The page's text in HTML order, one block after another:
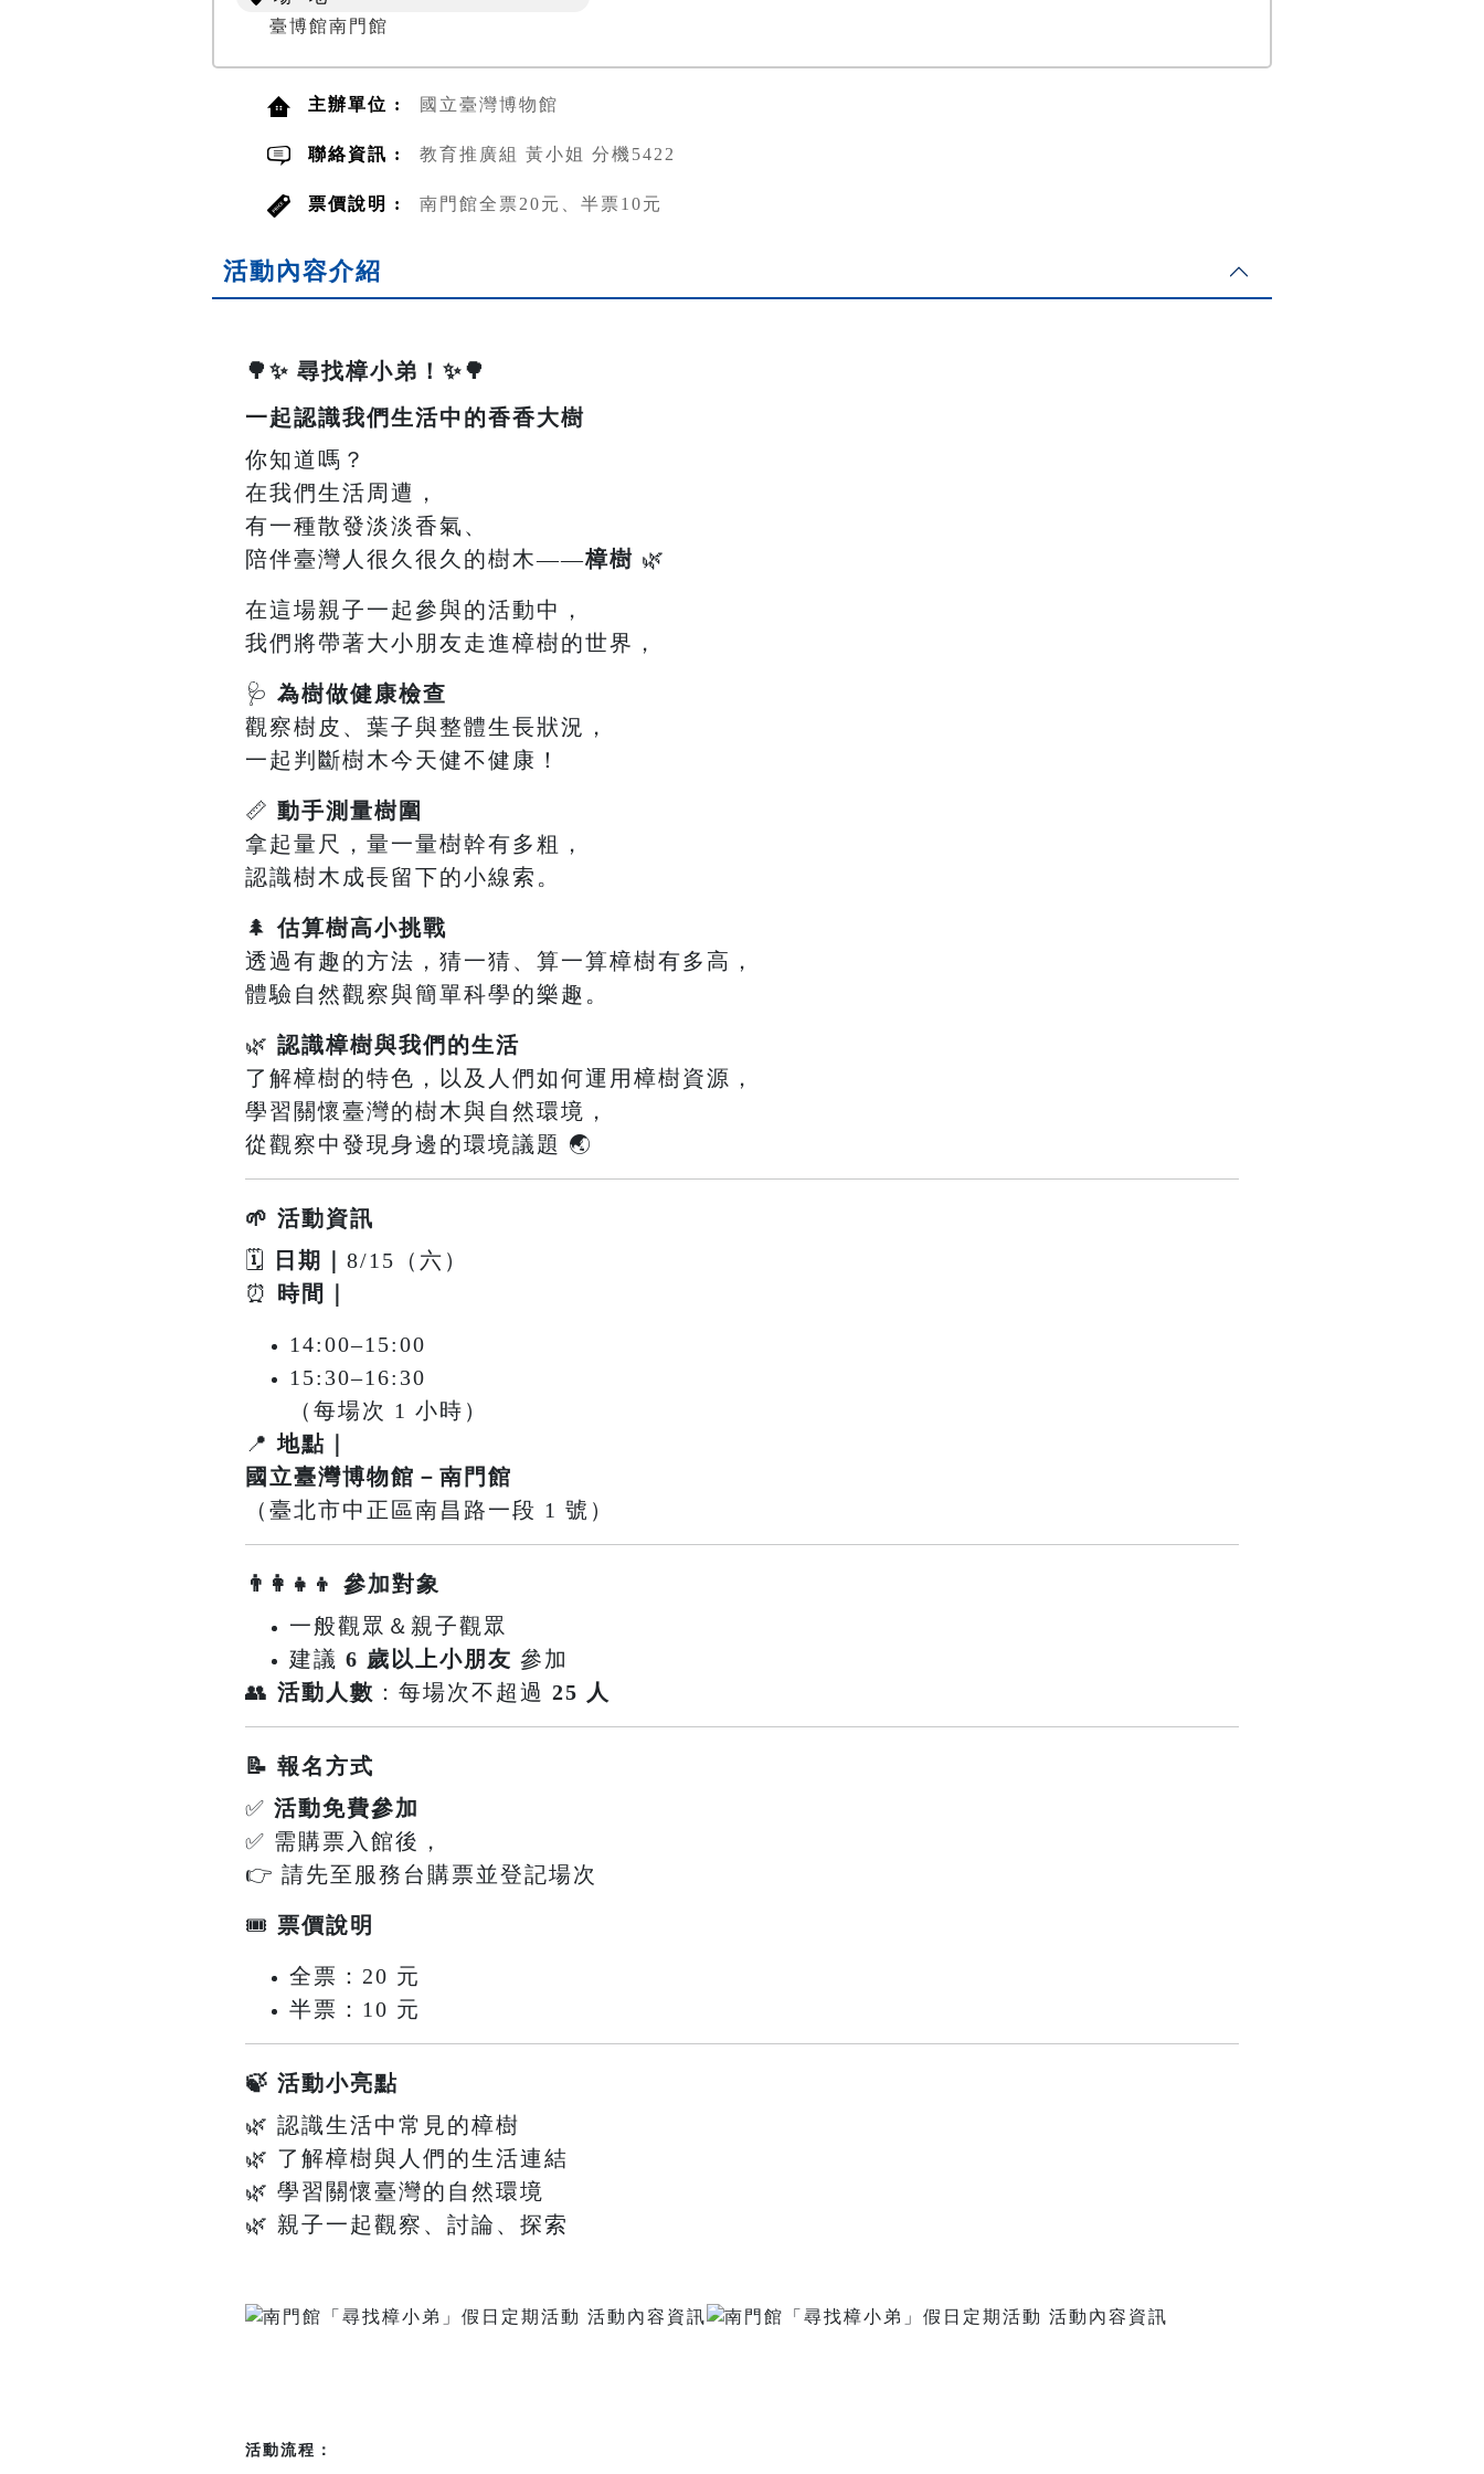
臺博館南門館
主辦單位 : 國立臺灣博物館
聯絡資訊 : 教育推廣組 黃小姐 分機5422
票價說明 : 南門館全票20元、半票10元
活動內容介紹
🌳✨ 尋找樟小弟！✨🌳
一起認識我們生活中的香香大樹
你知道嗎？
在我們生活周遭，
有一種散發淡淡香氣、
陪伴臺灣人很久很久的樹木——樟樹 🌿
在這場親子一起參與的活動中，
我們將帶著大小朋友走進樟樹的世界，
🩺 為樹做健康檢查
觀察樹皮、葉子與整體生長狀況，
一起判斷樹木今天健不健康！
📏 動手測量樹圍
拿起量尺，量一量樹幹有多粗，
認識樹木成長留下的小線索。
🌲估算樹高小挑戰
透過有趣的方法，猜一猜、算一算樟樹有多高，
體驗自然觀察與簡單科學的樂趣。
🌿 認識樟樹與我們的生活
了解樟樹的特色，以及人們如何運用樟樹資源，
學習關懷臺灣的樹木與自然環境，
從觀察中發現身邊的環境議題 🌏
🌱 活動資訊
🗓
日期｜ 8/15（六）
⏰
時間｜
14:00–15:00
15:30–16:30
（每場次 1 小時）
📍地點｜
國立臺灣博物館－南門館
（臺北市中正區南昌路一段 1 號）
👨‍👩‍👧‍👦 參加對象
一般觀眾＆親子觀眾
建議 6 歲以上小朋友 參加
👥 活動人數 ：每場次不超過 25 人
📝 報名方式
✅ 活動免費參加
✅ 需購票入館後，
👉 請先至服務台購票並登記場次
🎟 票價說明
全票：20 元
半票：10 元
🍃 活動小亮點
🌿 認識生活中常見的樟樹
🌿 了解樟樹與人們的生活連結
🌿 學習關懷臺灣的自然環境
🌿 親子一起觀察、討論、探索
活動流程：